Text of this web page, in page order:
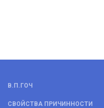
В.П.ГОЧ
СВОЙСТВА ПРИЧИННОСТИ